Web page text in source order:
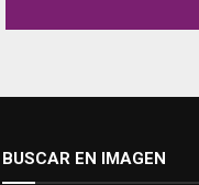
BUSCAR EN IMAGEN